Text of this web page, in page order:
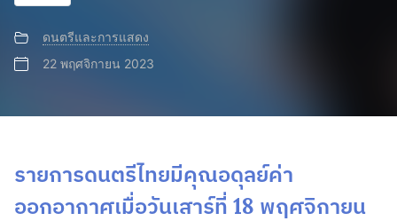
ดนตรีและการแสดง
22 พฤศจิกายน 2023
รายการดนตรีไทยมีคุณอดุลย์ค่า
ออกอากาศเมื่อวันเสาร์ที่ 18 พฤศจิกายน